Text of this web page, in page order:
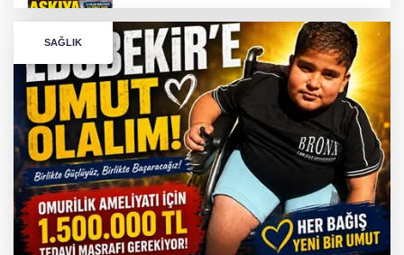
PLANLARI ASKIDA!
256 PARÇA ESER ELE GEÇİRİLDİ
Görüntüler yapay zekamı ?
Otomobil Hurdaya Döndü
SAĞLIK